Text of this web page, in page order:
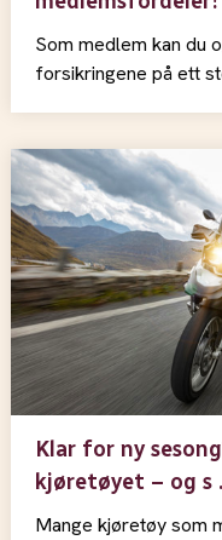
Som medlem kan du
forsikringene på ett
Klar for ny
kjøretøyet – og s
Mange kjøretøy som